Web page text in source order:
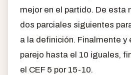
mejor en el partido. De esta
dos parciales siguientes
a la definición. Finalmente y
parejo hasta el 10 iguales,
el CEF 5 por 15-10.